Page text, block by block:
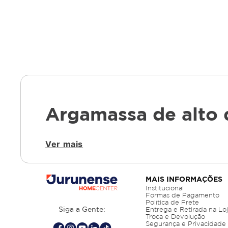
Argamassa de alto
A qualidade da argamassa influencia
curadoria técnica voltada à confiabilidade
Argamassa quartzolit
Ver mais
Siga a Gente:
MAIS INFORMAÇÕES
Institucional
Formas de Pagamento
Política de Frete
Entrega e Retirada na
Troca e Devolução
Segurança e Privacidade